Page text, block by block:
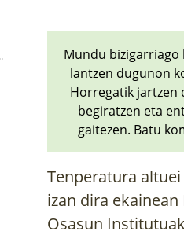
Mundu bizigarriago
lantzen dugunon
Horregatik jartzen
begiratzen eta
gaitezen. Batu
Tenperatura
izan dira
Osasun